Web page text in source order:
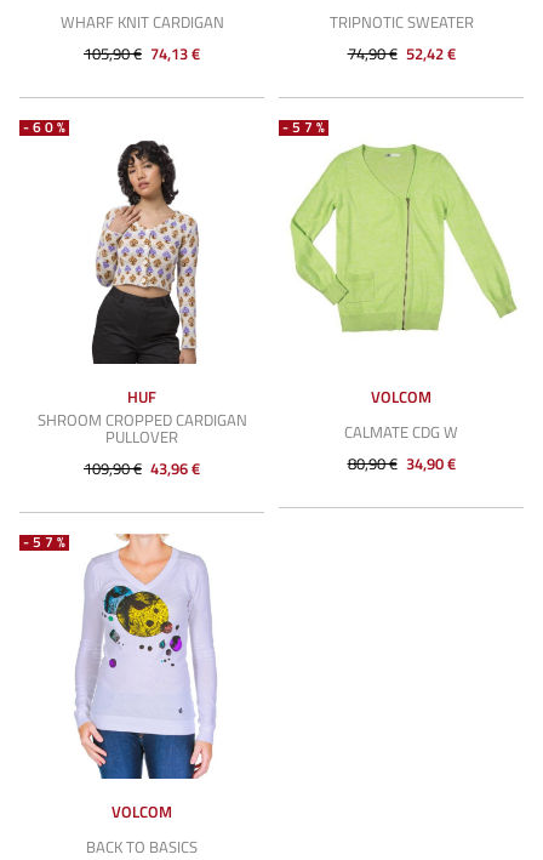
WHARF KNIT CARDIGAN
105,90 € 74,13 €
TRIPNOTIC SWEATER
74,90 € 52,42 €
-60%
HUF
SHROOM CROPPED CARDIGAN
PULLOVER
109,90 € 43,96 €
-57%
VOLCOM
CALMATE CDG W
80,90 € 34,90 €
-57%
VOLCOM
BACK TO BASICS